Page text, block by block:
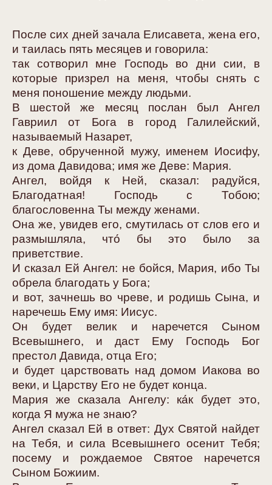
После сих дней зачала Елисавета, жена его,
и таилась пять месяцев и говорила:
так сотворил мне Господь во дни сии, в
которые призрел на меня, чтобы снять с
меня поношение между людьми.
В шестой же месяц послан был Ангел
Гавриил от Бога в город Галилейский,
называемый Назарет,
к Деве, обрученной мужу, именем Иосифу,
из дома Давидова; имя же Деве: Мария.
Ангел, войдя к Ней, сказал: радуйся,
Благодатная! Господь с Тобою;
благословенна Ты между женами.
Она же, увидев его, смутилась от слов его и
размышляла, что́ бы это было за
приветствие.
И сказал Ей Ангел: не бойся, Мария, ибо Ты
обрела благодать у Бога;
и вот, зачнешь во чреве, и родишь Сына, и
наречешь Ему имя: Иисус.
Он будет велик и наречется Сыном
Всевышнего, и даст Ему Господь Бог
престол Давида, отца Его;
и будет царствовать над домом Иакова во
веки, и Царству Его не будет конца.
Мария же сказала Ангелу: ка́к будет это,
когда Я мужа не знаю?
Ангел сказал Ей в ответ: Дух Святой найдет
на Тебя, и сила Всевышнего осенит Тебя;
посему и рождаемое Святое наречется
Сыном Божиим.